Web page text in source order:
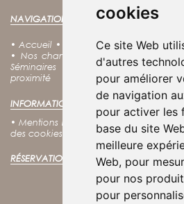
cookies
Ce site Web
d'autres
pour améliorer
de navigation
pour activer les
base du site
meilleure
Web, pour
pour nos
pour
NAVIGATION :
•Accueil • Nos offres•Notre charte
• Nos chambres Nos coffrets
Séminaires
Groupes•Tarifs •
proximité
INFORMATIONS LÉGALES :
•Mentions légales • Conditions
des cookies
Politique de
RÉSERVATION EN LIGNE :